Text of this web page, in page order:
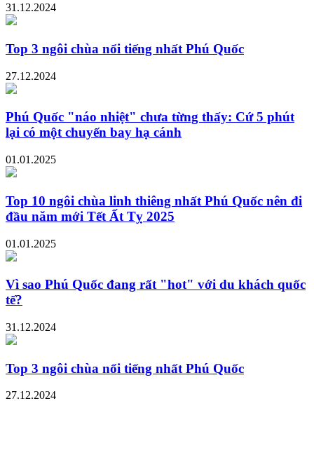
31.12.2024
Top 3 ngôi chùa nổi tiếng nhất Phú Quốc
27.12.2024
Phú Quốc "náo nhiệt" chưa từng thấy: Cứ 5 phút
lại có một chuyến bay hạ cánh
01.01.2025
Top 10 ngôi chùa linh thiêng nhất Phú Quốc nên đi
đầu năm mới Tết Ất Tỵ 2025
01.01.2025
Vì sao Phú Quốc đang rất "hot" với du khách quốc
tế?
31.12.2024
Top 3 ngôi chùa nổi tiếng nhất Phú Quốc
27.12.2024